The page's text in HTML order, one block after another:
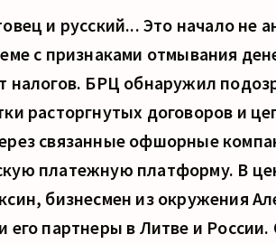
и русский... Это начало не
с признаками отмывания
налогов. БРЦ обнаружил
расторгнутых договоров и
связанные офшорные
платежную платформу. В
бизнесмен из окружения
его партнеры в Литве и России.